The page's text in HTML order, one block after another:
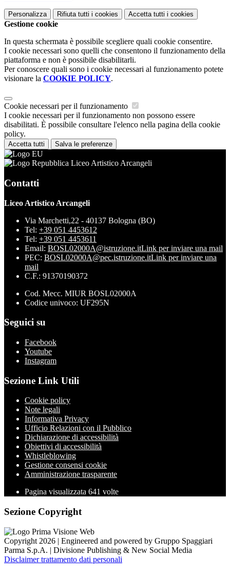
Personalizza Rifiuta tutti i cookies Accetta tutti i cookies
Gestione cookie
In questa schermata è possibile scegliere quali cookie consentire.
I cookie necessari sono quelli che consentono il funzionamento della
piattaforma e non è possibile disabilitarli.
Per conoscere quali sono i cookie necessari al funzionamento potete
visionare la COOKIE POLICY.
Cookie necessari per il funzionamento
I cookie necessari per il funzionamento non possono essere
disabilitati. È possibile consultare l'elenco nella pagina della cookie
policy.
Accetta tutti Salva le preferenze
Liceo Artistico Arcangeli
Contatti
Liceo Artistico Arcangeli
Via Marchetti,22 - 40137 Bologna (BO)
Tel: +39 051 4453612
Tel: +39 051 4453611
Email: BOSL02000A@istruzione.itLink per inviare una mail
PEC: BOSL02000A@pec.istruzione.itLink per inviare una
mail
C.F.: 91370190372
Cod. Mecc. MIUR BOSL02000A
Codice univoco: UF295N
Seguici su
Facebook
Youtube
Instagram
Sezione Link Utili
Cookie policy
Note legali
Informativa Privacy
Ufficio Relazioni con il Pubblico
Dichiarazione di accessibilità
Obiettivi di accessibilità
Whistleblowing
Gestione consensi cookie
Amministrazione trasparente
Pagina visualizzata 641 volte
Sezione Copyright
Copyright 2026 | Engineered and powered by Gruppo Spaggiari
Parma S.p.A. | Divisione Publishing & New Social Media
Disclaimer trattamento dati personali